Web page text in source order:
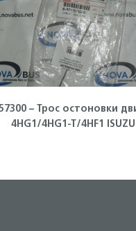
– Трос остоновки
4HG1/4HG1-T/4HF1 ISUZU